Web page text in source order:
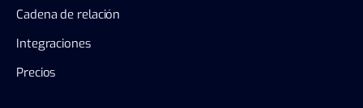
Cadena de relación
Integraciones
Precios